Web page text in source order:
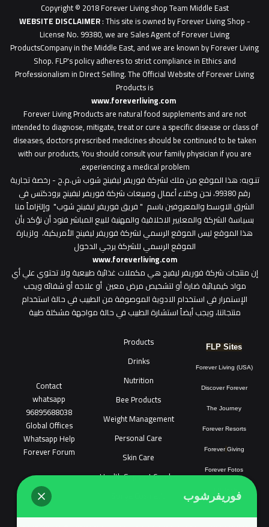
Copyright © 2018 Forever Living shop Team Middle East
WEBSITE DISCLAIMER: This site is owned by Forever Living Shop -
License No. 99380, we are Sales Agent of Forever Living
ProductsCompany in the Middle East, and we are known by Forever Living
Shop. FLP's policy adheres to strict compliance in Ethics and
Professionalism in Direct Selling. The Official Website of Forever Living
Products is
www.foreverliving.com
Forever Living Products are natural food supplements and are not
intended to diagnose, mitigate, treat or cure a specific disease or class of
diseases, doctors prescribed medicines should be continued to be taken
with our products, You should consult your family physician if you are
experiencing a medical problem.
تنـويه: هذا الموقع من ملك لشركة فوريفر ليفينج شوب ش.م.ح - رخصة تجارية
رقم 99380، نحن وكلاء أعمال ومبيعات شركة فوريفر لبفينج برودكتس في
الشرق الاوسط والمعروفين باسم " فريق فوريفر ليفينج شوب" وإلتزاماً منا
بسياسة الشركة والمعايير الاخلاقية والمهنية للبيع المباشر فنود أن نؤكد بأن
هذا الموقع ليس الموقع الرسمي لشركة فوريفر ليفينج الأمريكية، ولزيارة
الموقع الرسمي للشركة يرجي الدخول
www.foreverliving.com
​إن منتجات شركة فوريفر ليفيج هي مكملات غذائية طبيعية ولا تحتوي علي أي
مواد كيميائية ضارة أو لتشخيص مرض معين أو علاجه أو شفائه ويجب
الإستمرار في استخدام الادوية الموصوفة من الطبيب في حالة استخدام
منتجاتنا، ويجب أيضاً استشارة الطبيب في حالة مواجهة مشكلة طبية
FLP Sites
Forever Living (USA)
Discover Forever
The Journey
Forever Resorts
Forever Giving
Forever Fotos
Products
Drinks
Nutrition
Bee Products
Weight Management
Personal Care
Skin Care
Health Support Combo
Contact
whatsapp
96895688038
Global Offices
Whatsapp Help
Forever Forum
فوريفرشوب